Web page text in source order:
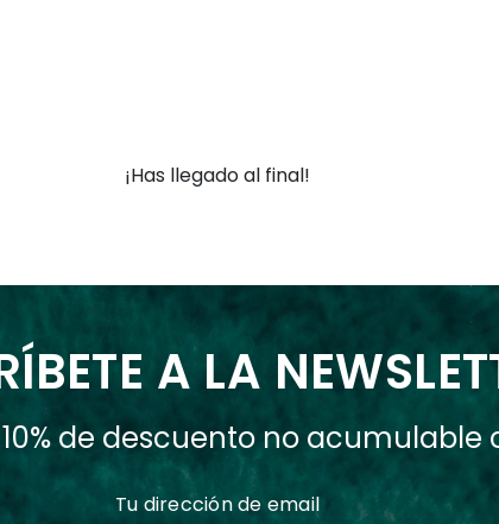
¡Has llegado al final!
A LA
de descuento no